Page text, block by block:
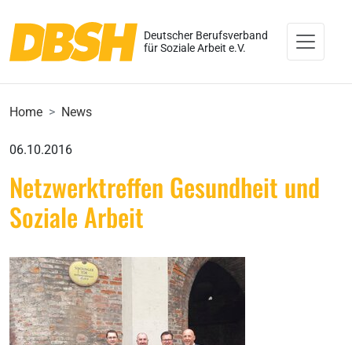
Deutscher Berufsverband
für Soziale Arbeit e.V.
Home News
06.10.2016
Netzwerktreffen Gesundheit und
Soziale Arbeit